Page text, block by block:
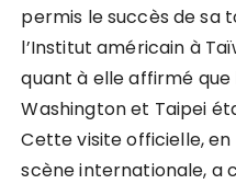
permis le succès de sa
l’Institut américain à
quant à elle affirmé
Washington et Taipei
Cette visite officielle,
scène internationale, a